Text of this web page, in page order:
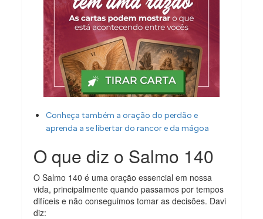
Conheça também a oração do perdão e
aprenda a se libertar do rancor e da mágoa
O que diz o Salmo 140
O Salmo 140 é uma oração essencial em nossa
vida, principalmente quando passamos por tempos
difíceis e não conseguimos tomar as decisões. Davi
diz: